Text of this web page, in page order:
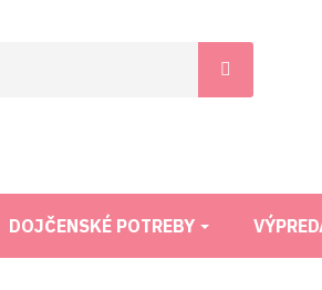
DOJČENSKÉ POTREBY